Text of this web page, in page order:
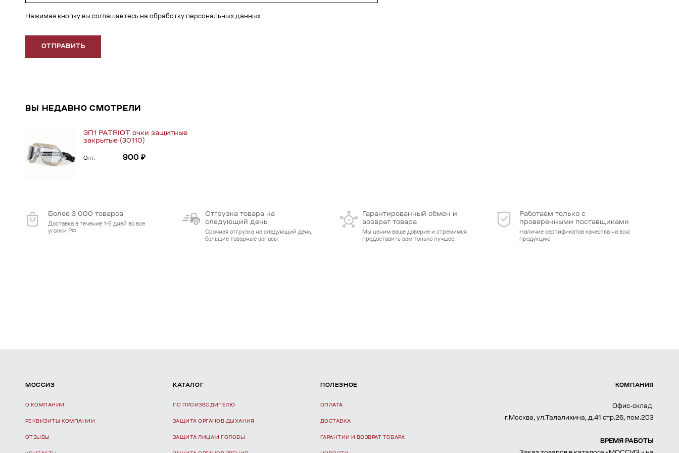
Нажимая кнопку вы соглашаетесь на обработку персональных данных
ОТПРАВИТЬ
ВЫ НЕДАВНО СМОТРЕЛИ
ЗП1 PATRIOT очки защитные
закрытые (30110)
Опт: 900 ₽
Более 3 000 товаров
Доставка в течение 1-5 дней во все
уголки РФ
Отгрузка товара на
следующий день
Срочная отгрузка на следующий день,
большие товарные запасы
Гарантированный обмен и
возврат товара
Мы ценим ваше доверие и стремимся
предоставить вам только лучшее.
Работаем только с
проверенными поставщиками
Наличие сертификатов качества на всю
продукцию
МОССИЗ
О КОМПАНИИ
РЕКВИЗИТЫ КОМПАНИИ
ОТЗЫВЫ
КАТАЛОГ
ПО ПРОИЗВОДИТЕЛЮ
ЗАЩИТА ОРГАНОВ ДЫХАНИЯ
ЗАЩИТА ЛИЦА И ГОЛОВЫ
ПОЛЕЗНОЕ
ОПЛАТА
ДОСТАВКА
ГАРАНТИИ И ВОЗВРАТ ТОВАРА
КОМПАНИЯ
Офис-склад
г.Москва, ул.Талалихина, д.41 стр.26, пом.203
ВРЕМЯ РАБОТЫ